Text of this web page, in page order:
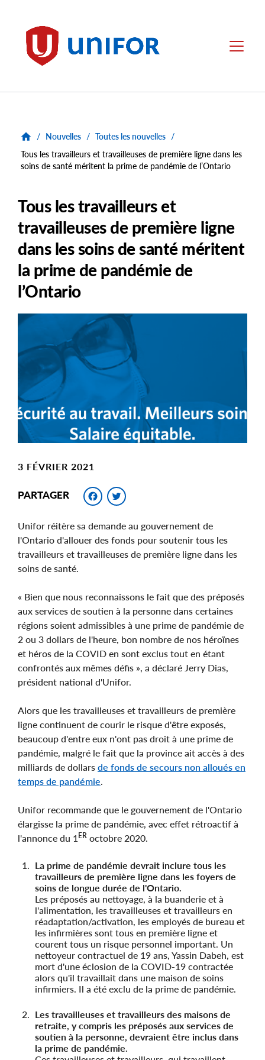
Unifor Menu
/ Nouvelles / Toutes les nouvelles /
Tous les travailleurs et travailleuses de première ligne dans les
soins de santé méritent la prime de pandémie de l’Ontario
Tous les travailleurs et
travailleuses de première ligne
dans les soins de santé méritent
la prime de pandémie de
l’Ontario
Image
3 FÉVRIER 2021
PARTAGER Facebook
Unifor réitère sa demande au gouvernement de
l'Ontario d'allouer des fonds pour soutenir tous les
travailleurs et travailleuses de première ligne dans les
soins de santé.
« Bien que nous reconnaissons le fait que des préposés
aux services de soutien à la personne dans certaines
régions soient admissibles à une prime de pandémie de
2 ou 3 dollars de l'heure, bon nombre de nos héroïnes
et héros de la COVID en sont exclus tout en étant
confrontés aux mêmes défis », a déclaré Jerry Dias,
président national d'Unifor.
Alors que les travailleuses et travailleurs de première
ligne continuent de courir le risque d'être exposés,
beaucoup d'entre eux n'ont pas droit à une prime de
pandémie, malgré le fait que la province ait accès à des
milliards de dollars de fonds de secours non alloués en
temps de pandémie
Unifor recommande que le gouvernement de l'Ontario
élargisse la prime de pandémie, avec effet rétroactif à
l'annonce du 1 ER octobre 2020.
La prime de pandémie devrait inclure tous les
travailleurs de première ligne dans les foyers de
soins de longue durée de l'Ontario.
Les préposés au nettoyage, à la buanderie et à
l'alimentation, les travailleuses et travailleurs en
réadaptation/activation, les employés de bureau et
les infirmières sont tous en première ligne et
courent tous un risque personnel important. Un
nettoyeur contractuel de 19 ans, Yassin Dabeh, est
mort d'une éclosion de la COVID-19 contractée
alors qu'il travaillait dans une maison de soins
infirmiers. Il a été exclu de la prime de pandémie.
Les travailleuses et travailleurs des maisons de
retraite, y compris les préposés aux services de
soutien à la personne, devraient être inclus dans
la prime de pandémie.